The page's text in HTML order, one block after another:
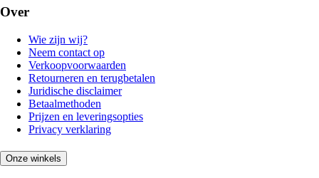
Over
Wie zijn wij?
Neem contact op
Verkoopvoorwaarden
Retourneren en terugbetalen
Juridische disclaimer
Betaalmethoden
Prijzen en leveringsopties
Privacy verklaring
Onze winkels